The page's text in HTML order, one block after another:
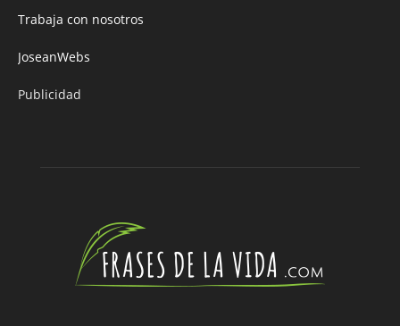
Trabaja con nosotros
JoseanWebs
Publicidad